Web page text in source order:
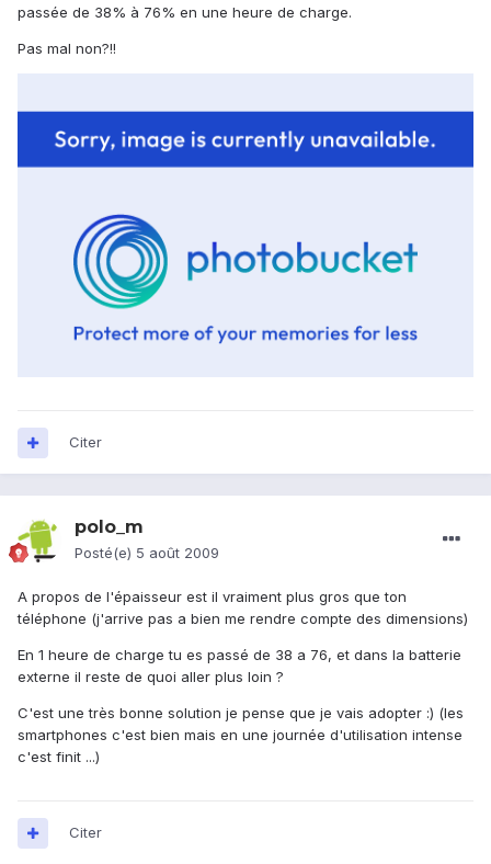
passée de 38% à 76% en une heure de charge.
Pas mal non?!!
Citer
polo_m
Posté(e) 5 août 2009
A propos de l'épaisseur est il vraiment plus gros que ton
téléphone (j'arrive pas a bien me rendre compte des dimensions)
En 1 heure de charge tu es passé de 38 a 76, et dans la batterie
externe il reste de quoi aller plus loin ?
C'est une très bonne solution je pense que je vais adopter :) (les
smartphones c'est bien mais en une journée d'utilisation intense
c'est finit ...)
Citer